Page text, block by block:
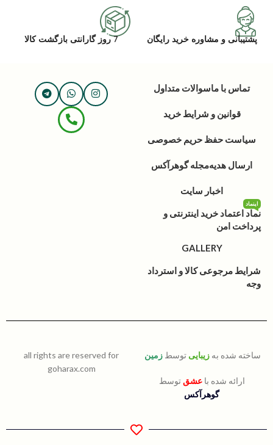
پشتیبانی و مشاوره خرید رایگان 7 روز گارانتی بازگشت کالا
تماس با ماسوالات متداول
قوانین و شرایط خرید
سیاست حفظ حریم خصوصی
ارسال هدیهمجله گوهرآکس
اخبار سایت
نماد اعتماد خرید اینترنتی و
پرداخت امن
اینماد
GALLERY
شرایط مرجوعی کالا و استرداد
وجه
ساخته شده به زیبایی توسط زمین
ارائه شده باعشق توسط
گوهرآکس
all rights are reserved for
goharax.com